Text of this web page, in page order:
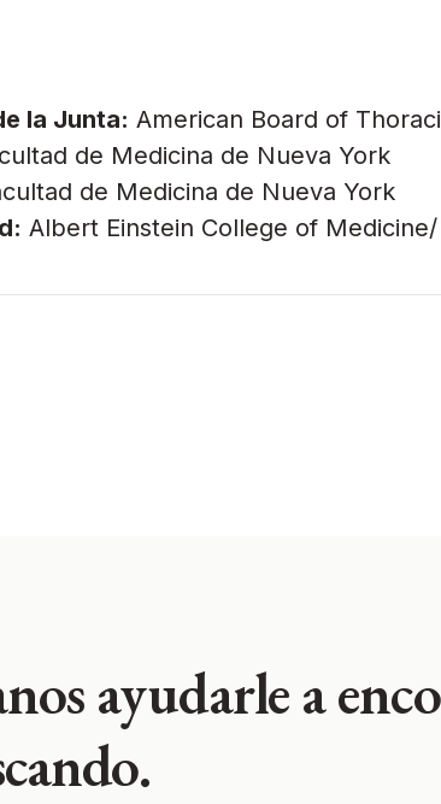
la Junta: American Board of
de Medicina de Nueva York
de Medicina de Nueva York
Albert Einstein College of
ayudarle a